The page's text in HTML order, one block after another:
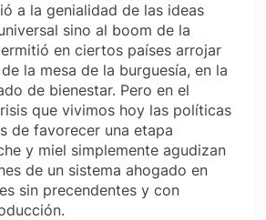
a la genialidad de las ideas
sino al boom de la
en ciertos países arrojar
la mesa de la burguesía, en la
de bienestar. Pero en el
que vivimos hoy las políticas
de favorecer una etapa
y miel simplemente agudizan
de un sistema ahogado en
sin precendentes y con